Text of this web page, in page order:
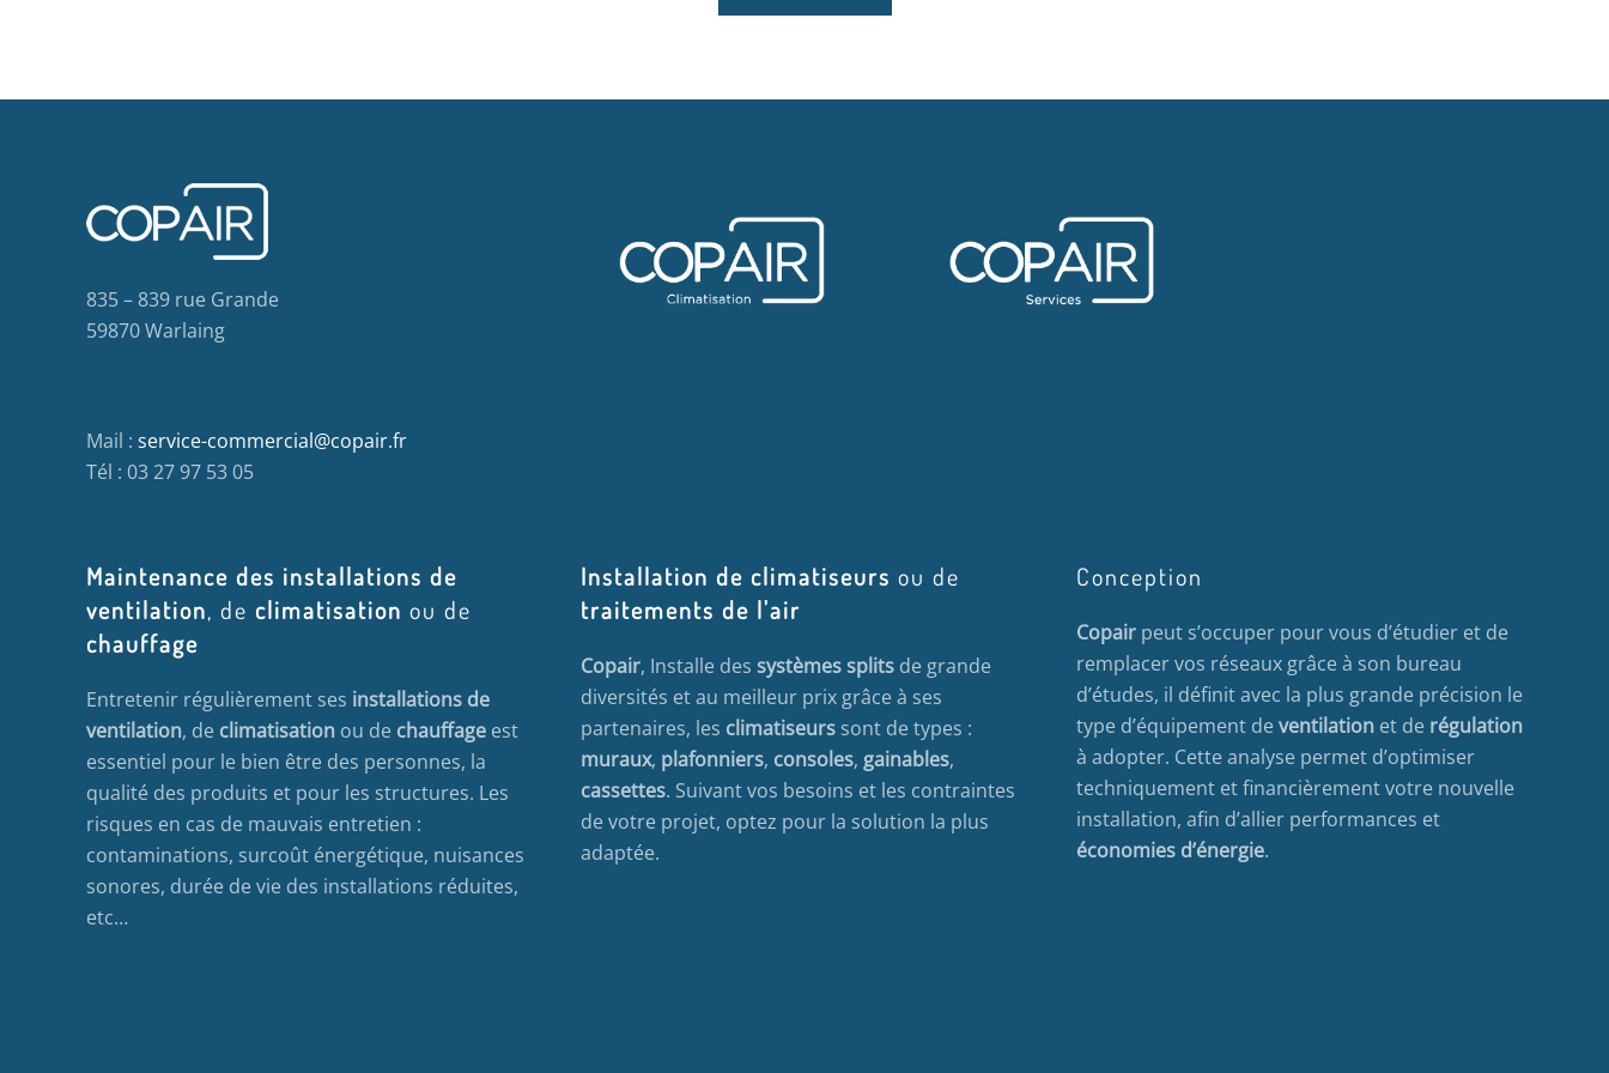
835 – 839 rue Grande
59870 Warlaing
Mail : service-commercial@copair.fr
Tél : 03 27 97 53 05
Maintenance des installations de
ventilation, de climatisation ou de
chauffage
Entretenir régulièrement ses installations de
ventilation, de climatisation ou de chauffage est
essentiel pour le bien être des personnes, la
qualité des produits et pour les structures. Les
risques en cas de mauvais entretien :
contaminations, surcoût énergétique, nuisances
sonores, durée de vie des installations réduites,
etc…
Installation de climatiseurs ou de
traitements de l'air
Copair, Installe des systèmes splits de grande
diversités et au meilleur prix grâce à ses
partenaires, les climatiseurs sont de types :
muraux, plafonniers, consoles, gainables,
cassettes. Suivant vos besoins et les contraintes
de votre projet, optez pour la solution la plus
adaptée.
Conception
Copairpeut s’occuper pour vous d’étudier et de
remplacer vos réseaux grâce à son bureau
d’études, il définit avec la plus grande précision le
type d’équipement deventilationet de régulation
à adopter. Cette analyse permet d’optimiser
techniquement et financièrement votre nouvelle
installation, afin d’allier performances et
économies d’énergie.